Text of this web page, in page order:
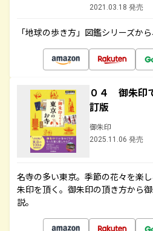
2021.03.18 発売
「地球の歩き方」図鑑シリーズか
０４ 御朱印
訂版
御朱印
2025.11.06 発売
名寺の多い東京。季節の花々を楽
朱印を頂く。御朱印の頂き方から
説。